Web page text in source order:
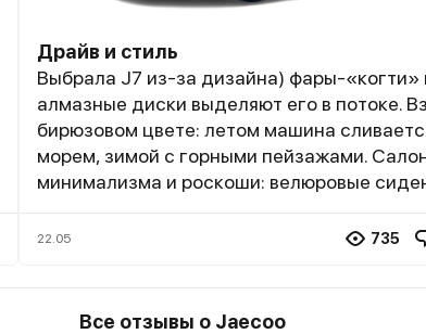
Драйв и стиль
Выбрала J7 из-за дизайна) фары-«когти»
алмазные диски выделяют его в потоке.
бирюзовом цвете: летом машина
морем, зимой с горными пейзажами.
минимализма и роскоши: велюровые
песка.В городе маневренный для узких
трассе на скорости 120 км/ч появляется
ветра. Подогрев лобового стекла и зеркал
22.05 735
Все отзывы о Jaecoo